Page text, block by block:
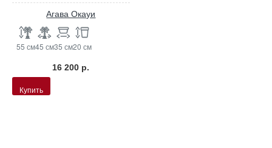
Агава Окауи
55 см45 см35 см20 см
16 200 р.
Купить